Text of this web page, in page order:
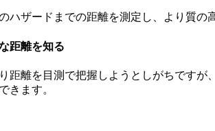
ハザードまでの距離を測定し、より質の
距離を知る
距離を目測で把握しようとしがちです
きます。